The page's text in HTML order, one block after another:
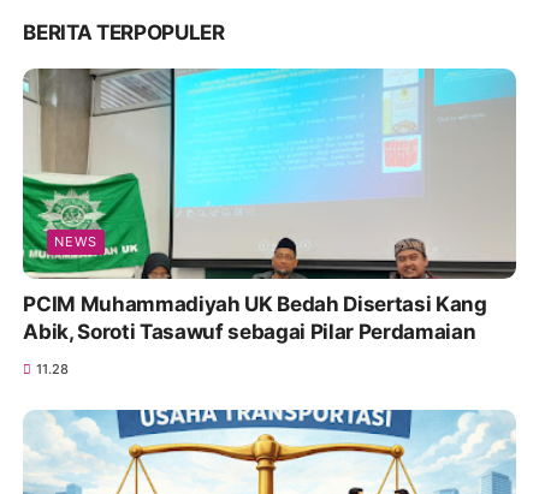
BERITA TERPOPULER
NEWS
PCIM Muhammadiyah UK Bedah Disertasi Kang
Abik, Soroti Tasawuf sebagai Pilar Perdamaian
11.28